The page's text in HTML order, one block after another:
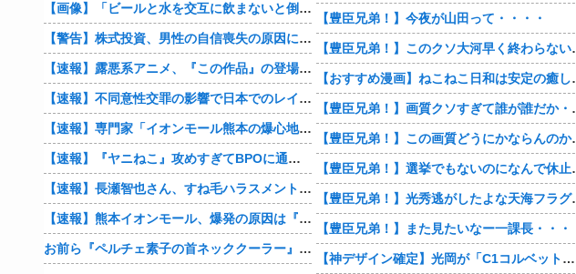
【画像】「ビールと水を交互に飲まないと倒れるグラス」発売
【警告】株式投資、男性の自信喪失の原因に… 6割超が「人生の敗者」自認
【速報】露悪系アニメ、『この作品』の登場で最盛期を迎えてしまう…
【速報】不同意性交罪の影響で日本でのレイプ認知件数爆増
【速報】専門家「イオンモール熊本の爆心地に”こんなもの”があったんだけど…」
【速報】『ヤニねこ』攻めすぎてBPOに通報される
【速報】長瀬智也さん、すね毛ハラスメントを謝罪「不快な思いをさせて申し訳ありませんでした」
【速報】熊本イオンモール、爆発の原因は『これ』の可能性
お前ら『ペルチェ素子の首ネッククーラー』使ったことあるか？
【豊臣兄弟！】今夜が山田って・・・・
【豊臣兄弟！
【おすす
【豊臣兄
【豊臣兄弟
【豊臣兄
【豊臣兄弟！
【豊臣兄弟！】また見たいなー一課長・・・
【神デザイン確定】光岡が「C1コルベット風」新型オープンカーの最新ティーザー画像を公開、マツダ・ロードスターの信頼性にレトロな外観がドッキング